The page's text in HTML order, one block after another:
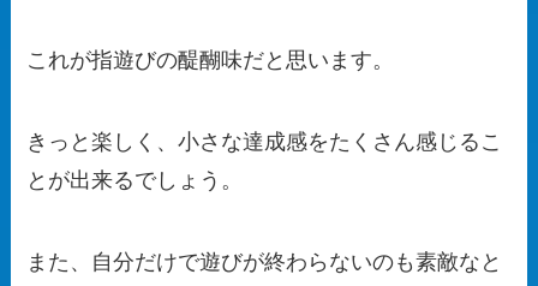
これが指遊びの醍醐味だと思います。
きっと楽しく、小さな達成感をたくさん感じるこ
とが出来るでしょう。
また、自分だけで遊びが終わらないのも素敵なと